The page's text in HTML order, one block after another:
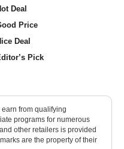
Deal
Price
Deal
Pick
earn from qualifying
programs for numerous
other retailers is provided
are the property of their